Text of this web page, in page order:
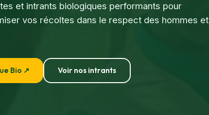
et intrants biologiques performants pour
vos récoltes dans le respect des hommes et
Bio ↗ Voir nos intrants